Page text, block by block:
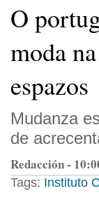
O
moda
espazos
Mudanza
de
Redacción -
Tags: Instituto